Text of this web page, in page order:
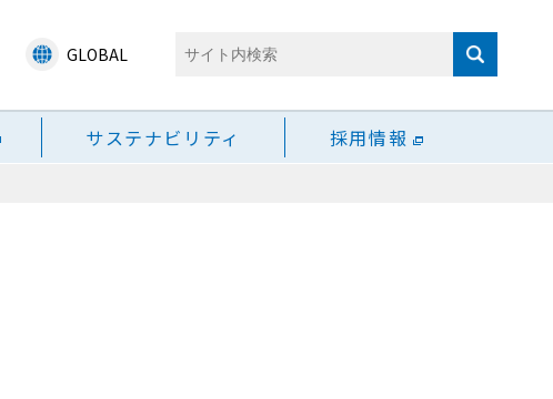
GLOBAL
サステナビリティ 採用情報